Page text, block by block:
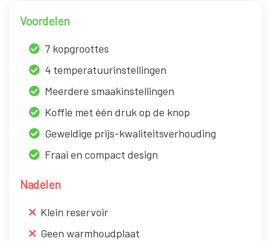
Voordelen
7 kopgroottes
4 temperatuurinstellingen
Meerdere smaakinstellingen
Koffie met één druk op de knop
Geweldige prijs-kwaliteitsverhouding
Fraai en compact design
Nadelen
Klein reservoir
Geen warmhoudplaat